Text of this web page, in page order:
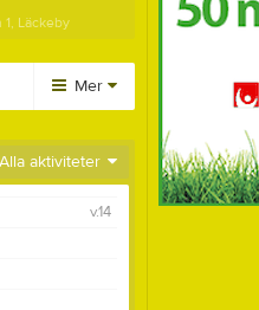
Läckeby
Mer
Huvudmeny
Länkar
aktiviteter
v.14